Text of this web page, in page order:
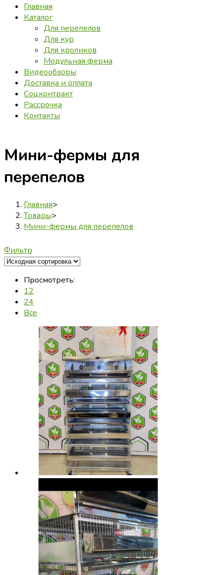
Главная
Каталог
Для перепелов
Для кур
Для кроликов
Модульная ферма
Видеообзоры
Доставка и оплата
Соцконтракт
Рассрочка
Контакты
Мини-фермы для
перепелов
Главная>
Товары>
Мини-фермы для перепелов
Фильтр
Просмотреть:
12
24
Все